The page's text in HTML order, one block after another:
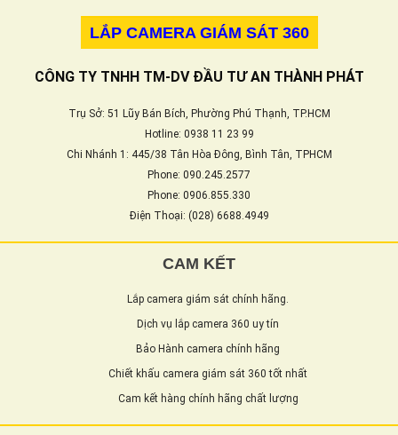
LẮP CAMERA GIÁM SÁT 360
CÔNG TY TNHH TM-DV ĐẦU TƯ AN THÀNH PHÁT
Trụ Sở: 51 Lũy Bán Bích, Phường Phú Thạnh, TP.HCM
Hotline: 0938 11 23 99
Chi Nhánh 1: 445/38 Tân Hòa Đông, Bình Tân, TPHCM
Phone: 090.245.2577
Phone: 0906.855.330
Điện Thoại: (028) 6688.4949
CAM KẾT
Lắp camera giám sát chính hãng.
Dịch vụ lắp camera 360 uy tín
Bảo Hành camera chính hãng
Chiết khấu camera giám sát 360 tốt nhất
Cam kết hàng chính hãng chất lượng